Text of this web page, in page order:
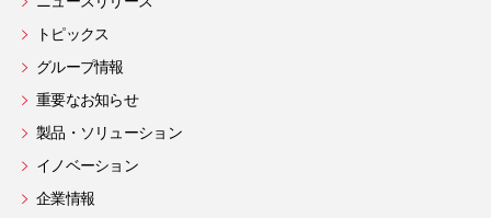
トピックス
グループ情報
重要なお知らせ
製品・ソリューション
イノベーション
企業情報